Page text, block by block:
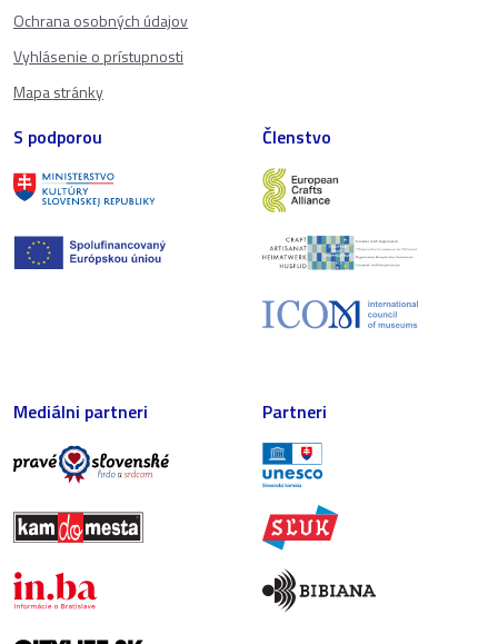
Ochrana osobných údajov
Vyhlásenie o prístupnosti
Mapa stránky
S podporou Členstvo
Mediálni partneri Partneri